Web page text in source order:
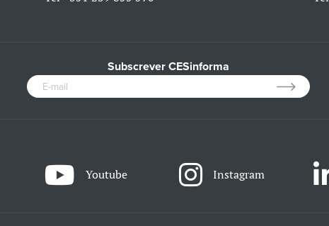
Subscrever CESinforma
Youtube Instagram